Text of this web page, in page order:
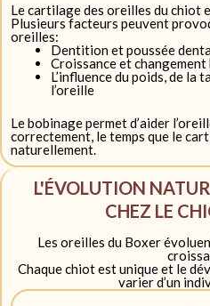
Le cartilage des oreilles du chiot
Plusieurs facteurs peuvent
oreilles:
Dentition et poussée
Croissance et
L’influence du poids, de la
l’oreille
Le bobinage permet d’aider
correctement, le temps que le
naturellement.
L'ÉVOLUTION
CHEZ LE
Les oreilles du Boxer
Chaque chiot est unique et le
varier d’un